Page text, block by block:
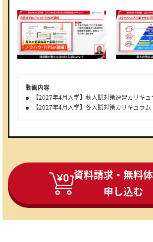
動画内容
【2027年4月入学】秋入試対策速習カリキュ
【2027年4月入学】冬入試対策カリキュラム
資料請求・無料
申し込む